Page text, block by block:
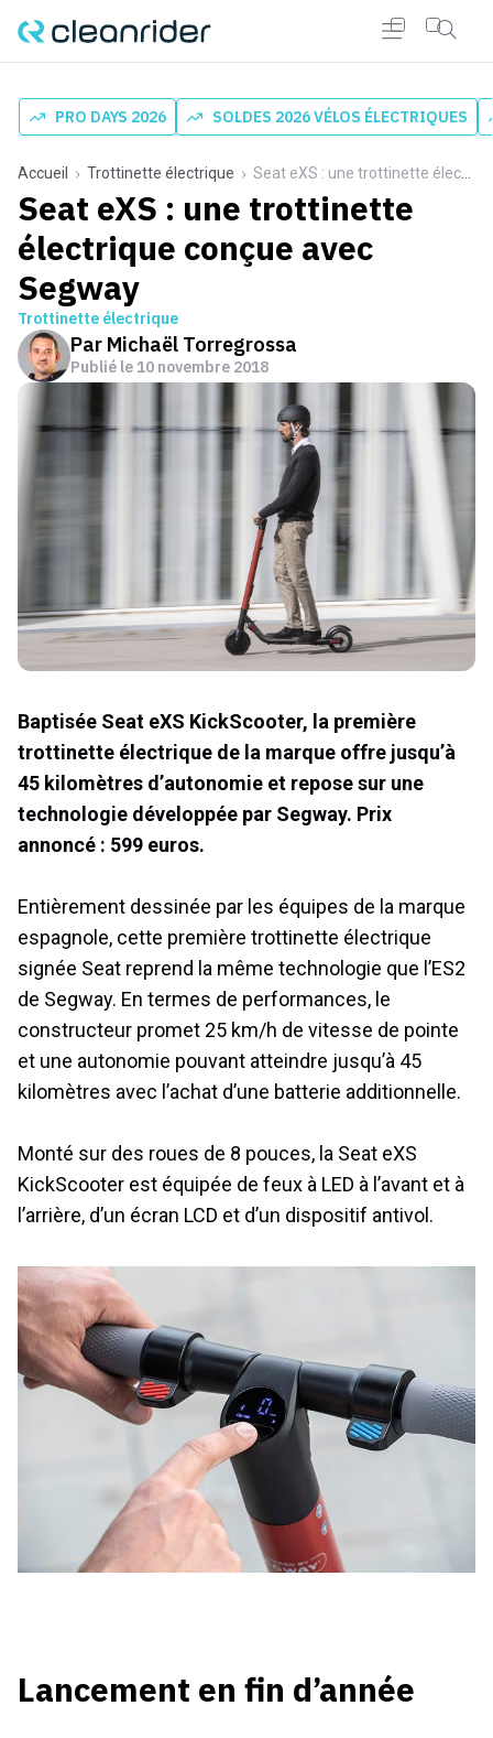
PRO DAYS 2026 SOLDES 2026 VÉLOS ÉLECTRIQUES
Accueil Trottinette électrique Seat eXS : une trottinette électrique conçue avec Segway
Seat eXS : une trottinette
électrique conçue avec
Segway
Trottinette électrique
Par Michaël Torregrossa
Publié le10 novembre 2018
Baptisée Seat eXS KickScooter, la première
trottinette électrique de la marque offre jusqu’à
45 kilomètres d’autonomie et repose sur une
technologie développée par Segway. Prix
annoncé : 599 euros.
Entièrement dessinée par les équipes de la marque
espagnole, cette première trottinette électrique
signée Seat reprend la même technologie que l’ES2
de Segway. En termes de performances, le
constructeur promet 25 km/h de vitesse de pointe
et une autonomie pouvant atteindre jusqu’à 45
kilomètres avec l’achat d’une batterie additionnelle.
Monté sur des roues de 8 pouces, la Seat eXS
KickScooter est équipée de feux à LED à l’avant et à
l’arrière, d’un écran LCD et d’un dispositif antivol.
Lancement en fin d’année